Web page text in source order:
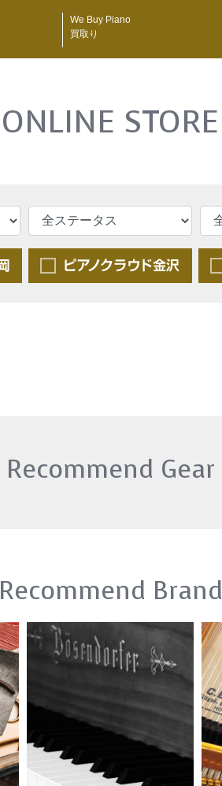
We Buy Piano
買取り
ONLINE STORE
Recommend Gear
Recommend Brand